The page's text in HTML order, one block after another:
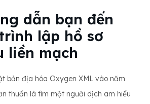
dẫn bạn đến
lập hồ sơ
liền mạch
bản địa hóa Oxygen XML vào năm
thuần là tìm một người dịch am hiểu